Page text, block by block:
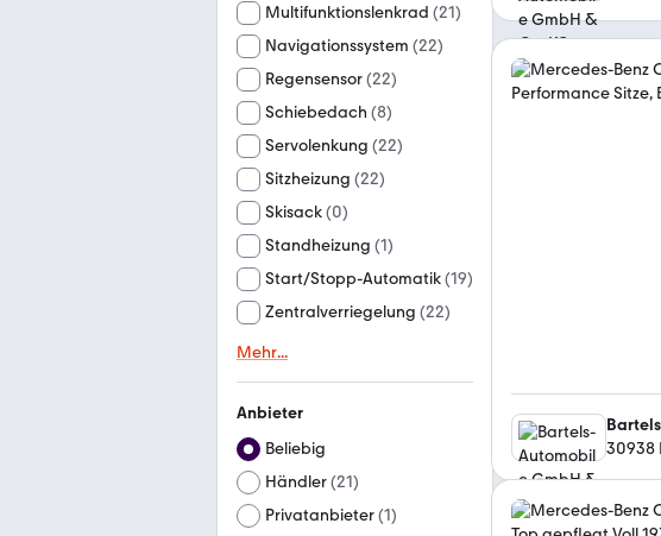
Multifunktionslenkrad (21)
Navigationssystem (22)
Regensensor(22)
Schiebedach (8)
Servolenkung (22)
Sitzheizung (22)
Skisack(0)
Standheizung (1)
Start/Stopp-Automatik(19)
Zentralverriegelung (22)
Mehr...
Anbieter
Beliebig
Händler(21)
Privatanbieter(1)
30938